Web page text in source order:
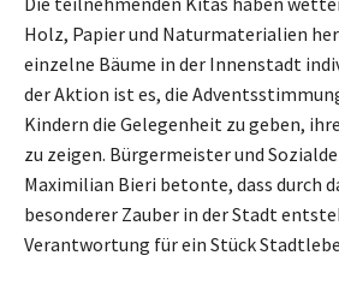
Holz, Papier und Naturmaterialien
einzelne Bäume in der Innenstadt
der Aktion ist es, die
Kindern die Gelegenheit zu geben,
zu zeigen. Bürgermeister und
Maximilian Bieri betonte, dass durch
besonderer Zauber in der Stadt
Verantwortung für ein Stück